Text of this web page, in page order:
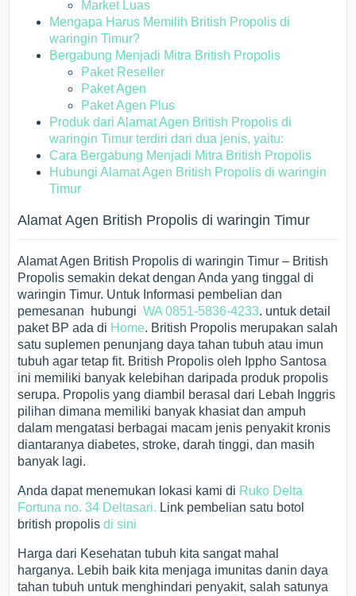
Market Luas
Mengapa Harus Memilih British Propolis di
waringin Timur?
Bergabung Menjadi Mitra British Propolis
Paket Reseller
Paket Agen
Paket Agen Plus
Produk dari Alamat Agen British Propolis di
waringin Timur terdiri dari dua jenis, yaitu:
Cara Bergabung Menjadi Mitra British Propolis
Hubungi Alamat Agen British Propolis di waringin
Timur
Alamat Agen British Propolis di waringin Timur
Alamat Agen British Propolis di waringin Timur – British
Propolis semakin dekat dengan Anda yang tinggal di
waringin Timur. Untuk Informasi pembelian dan
pemesanan hubungiWA 0851-5836-4233. untuk detail
paket BP ada di Home. British Propolis merupakan salah
satu suplemen penunjang daya tahan tubuh atau imun
tubuh agar tetap fit. British Propolis oleh Ippho Santosa
ini memiliki banyak kelebihan daripada produk propolis
serupa. Propolis yang diambil berasal dari Lebah Inggris
pilihan dimana memiliki banyak khasiat dan ampuh
dalam mengatasi berbagai macam jenis penyakit kronis
diantaranya diabetes, stroke, darah tinggi, dan masih
banyak lagi.
Anda dapat menemukan lokasi kami di Ruko Delta
Fortuna no. 34 Deltasari. Link pembelian satu botol
british propolisdi sini
Harga dari Kesehatan tubuh kita sangat mahal
harganya. Lebih baik kita menjaga imunitas danin daya
tahan tubuh untuk menghindari penyakit, salah satunya